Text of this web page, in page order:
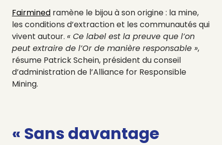
Fairmined ramène le bijou à son origine : la mine,
les conditions d’extraction et les communautés qui
vivent autour. « Ce label est la preuve que l’on
peut extraire de l’Or de manière responsable »,
résume Patrick Schein, président du conseil
d’administration de l’Alliance for Responsible
Mining.
« Sans davantage